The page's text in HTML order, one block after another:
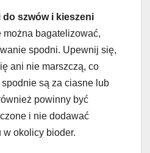
do szwów i kieszeni
bagatelizować,
spodni. Upewnij się,
ani nie marszczą, co
są za ciasne lub
powinny być
i nie dodawać
okolicy bioder.